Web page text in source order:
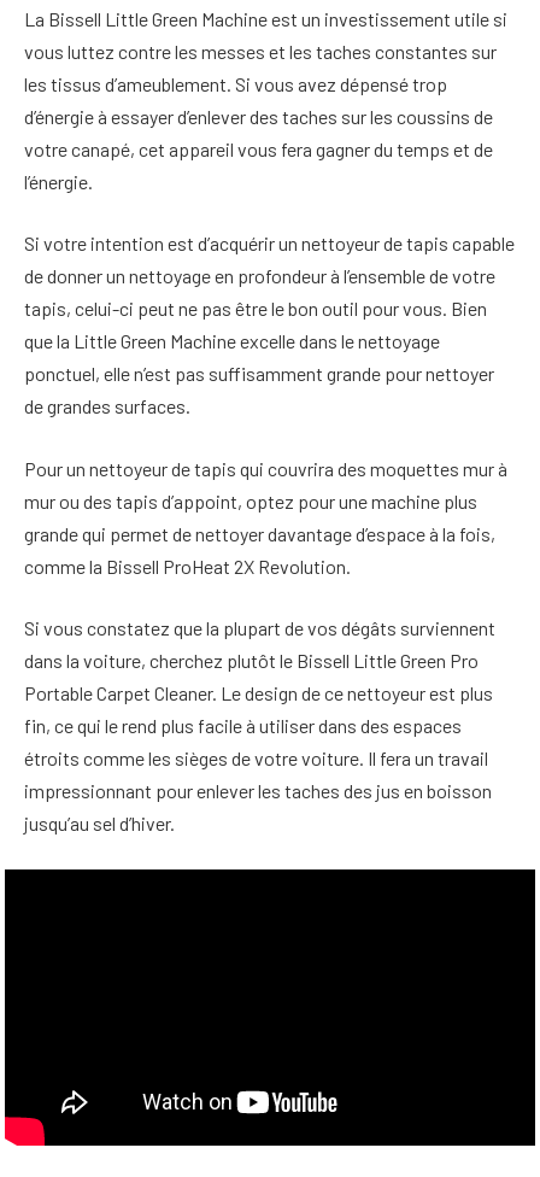
La Bissell Little Green Machine est un investissement utile si
vous luttez contre les messes et les taches constantes sur
les tissus d’ameublement. Si vous avez dépensé trop
d’énergie à essayer d’enlever des taches sur les coussins de
votre canapé, cet appareil vous fera gagner du temps et de
l’énergie.
Si votre intention est d’acquérir un nettoyeur de tapis capable
de donner un nettoyage en profondeur à l’ensemble de votre
tapis, celui-ci peut ne pas être le bon outil pour vous. Bien
que la Little Green Machine excelle dans le nettoyage
ponctuel, elle n’est pas suffisamment grande pour nettoyer
de grandes surfaces.
Pour un nettoyeur de tapis qui couvrira des moquettes mur à
mur ou des tapis d’appoint, optez pour une machine plus
grande qui permet de nettoyer davantage d’espace à la fois,
comme la Bissell ProHeat 2X Revolution.
Si vous constatez que la plupart de vos dégâts surviennent
dans la voiture, cherchez plutôt le Bissell Little Green Pro
Portable Carpet Cleaner. Le design de ce nettoyeur est plus
fin, ce qui le rend plus facile à utiliser dans des espaces
étroits comme les sièges de votre voiture. Il fera un travail
impressionnant pour enlever les taches des jus en boisson
jusqu’au sel d’hiver.